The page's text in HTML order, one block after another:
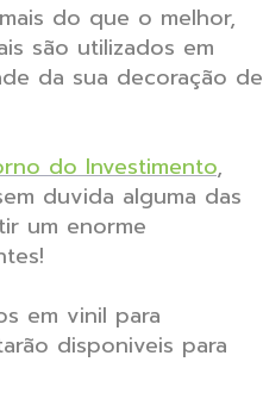
do que o melhor,
são utilizados em
da sua decoração de
do Investimento,
duvida alguma das
um enorme
em vinil para
disponiveis para